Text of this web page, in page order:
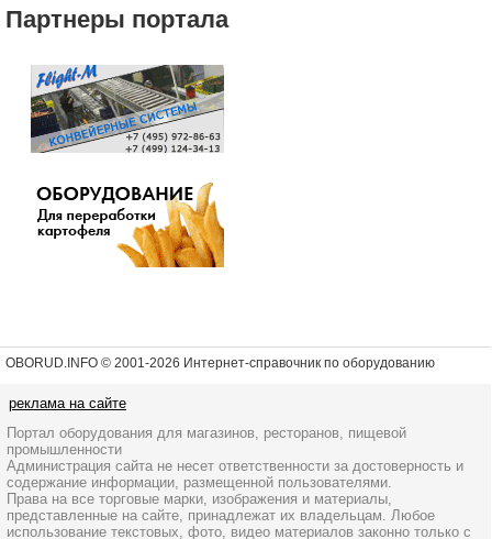
Партнеры портала
OBORUD.INFO © 2001-2026 Интернет-справочник по оборудованию
реклама на сайте
Портал оборудования для магазинов, ресторанов, пищевой
промышленности
Администрация сайта не несет ответственности за достоверность и
содержание информации, размещенной пользователями.
Права на все торговые марки, изображения и материалы,
представленные на сайте, принадлежат их владельцам. Любое
использование текстовых, фото, видео материалов законно только с